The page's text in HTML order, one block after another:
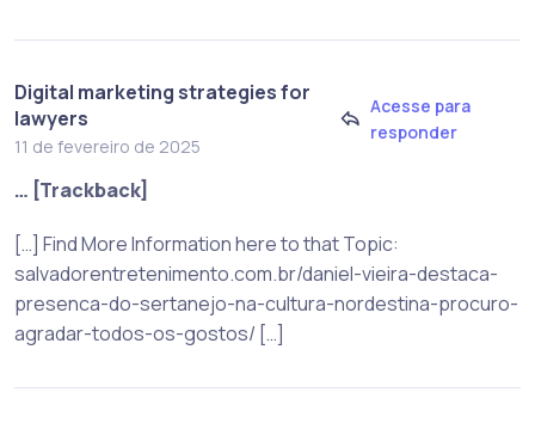
Digital marketing strategies for
lawyers
11 de fevereiro de 2025
Acesse para
responder
… [Trackback]
[…] Find More Information here to that Topic:
salvadorentretenimento.com.br/daniel-vieira-destaca-
presenca-do-sertanejo-na-cultura-nordestina-procuro-
agradar-todos-os-gostos/ […]